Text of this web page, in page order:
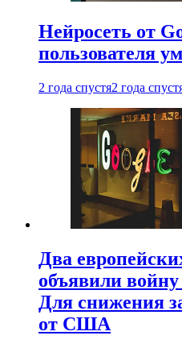
Нейросеть от
пользователя
2 года спустя2 года
Два
объявили войну
Для снижения
от США